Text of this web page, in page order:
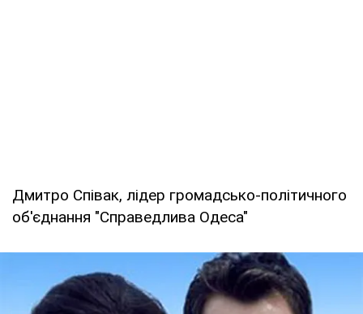
Дмитро Співак, лідер громадсько-політичного
об'єднання "Справедлива Одеса"